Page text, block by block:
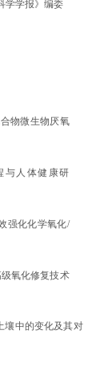
学学报》编委
物微生物厌氧
与人体健康研
强化化学氧化/
氧化修复技术
壤中的变化及其对